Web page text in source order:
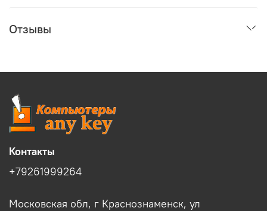
Отзывы
Контакты
+79261999264
Московская обл, г Краснознаменск, ул